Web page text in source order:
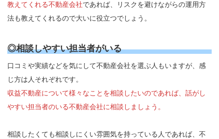
教えてくれる不動産会社であれば、リスクを避けながらの運用方
法も教えてくれるので大いに役立つでしょう。
◎相談しやすい担当者がいる
口コミや実績などを気にして不動産会社を選ぶ人もいますが、感
じ方は人それぞれです。
収益不動産について様々なことを相談したいのであれば、話がし
やすい担当者のいる不動産会社に相談しましょう。
相談したくても相談しにくい雰囲気を持っている人であれば、不